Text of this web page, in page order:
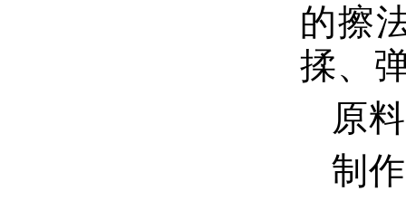
的擦
揉、
原
制